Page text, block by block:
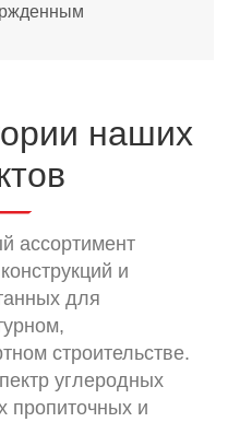
наших
ассортимент
и
для
строительстве.
углеродных
пропиточных и